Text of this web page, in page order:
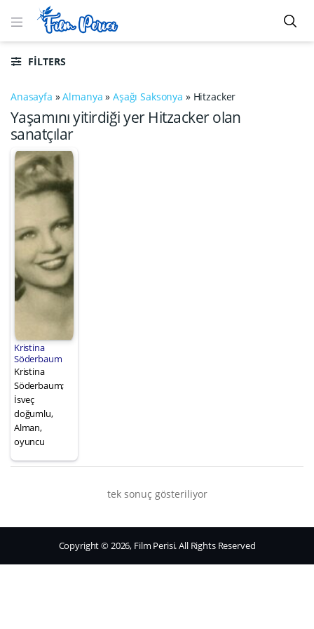
FILTERS
Anasayfa »Almanya »Aşağı Saksonya » Hitzacker
Yaşamını yitirdiği yer Hitzacker olan
sanatçılar
Kristina
Söderbaum
Kristina
Söderbaum;
İsveç
doğumlu,
Alman,
oyuncu
tek sonuç gösteriliyor
Copyright © 2026, Film Perisi. All Rights Reserved